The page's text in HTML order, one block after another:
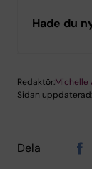
Hade du
Redaktör:Michelle
Sidan uppdaterad:
Dela